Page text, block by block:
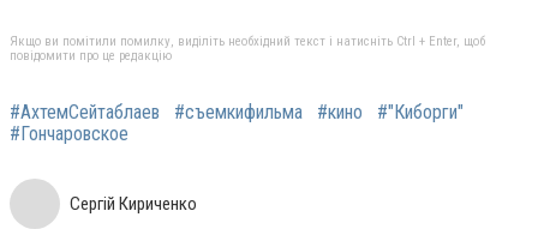
Якщо ви помітили помилку, виділіть необхідний текст і натисніть Ctrl + Enter, щоб
повідомити про це редакцію
#АхтемСейтаблаев #съемкифильма #кино
#"Киборги"
#Гончаровское
Сергій Кириченко